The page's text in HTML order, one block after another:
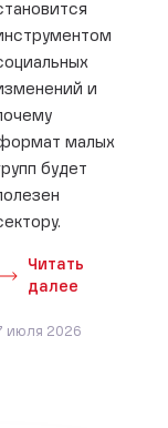
и
малых
будет
Читать
далее
июля 2026